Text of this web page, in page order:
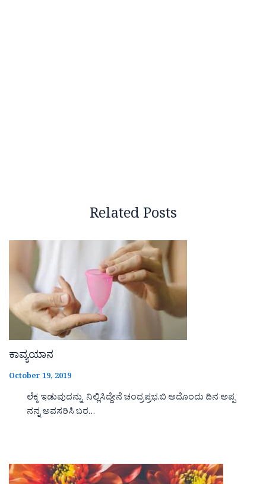
Related Posts
ಕಾವ್ಯಯಾನ
October 19, 2019
ಲೆಕ್ಕ ಇಡುವುದನ್ನು ನಿಲ್ಲಿಸಿದ್ದೇನೆ ಚಂದ್ರಪ್ರಭ.ಬಿ ಅದೊಂದು ದಿನ ಅಪ್ಪ
ನನ್ನ ಅವಸರಿಸಿ ಬರ…